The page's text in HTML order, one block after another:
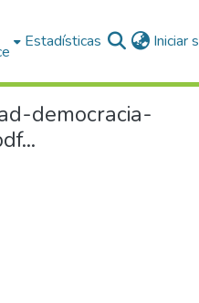
Estadísticas Iniciar
democracia-